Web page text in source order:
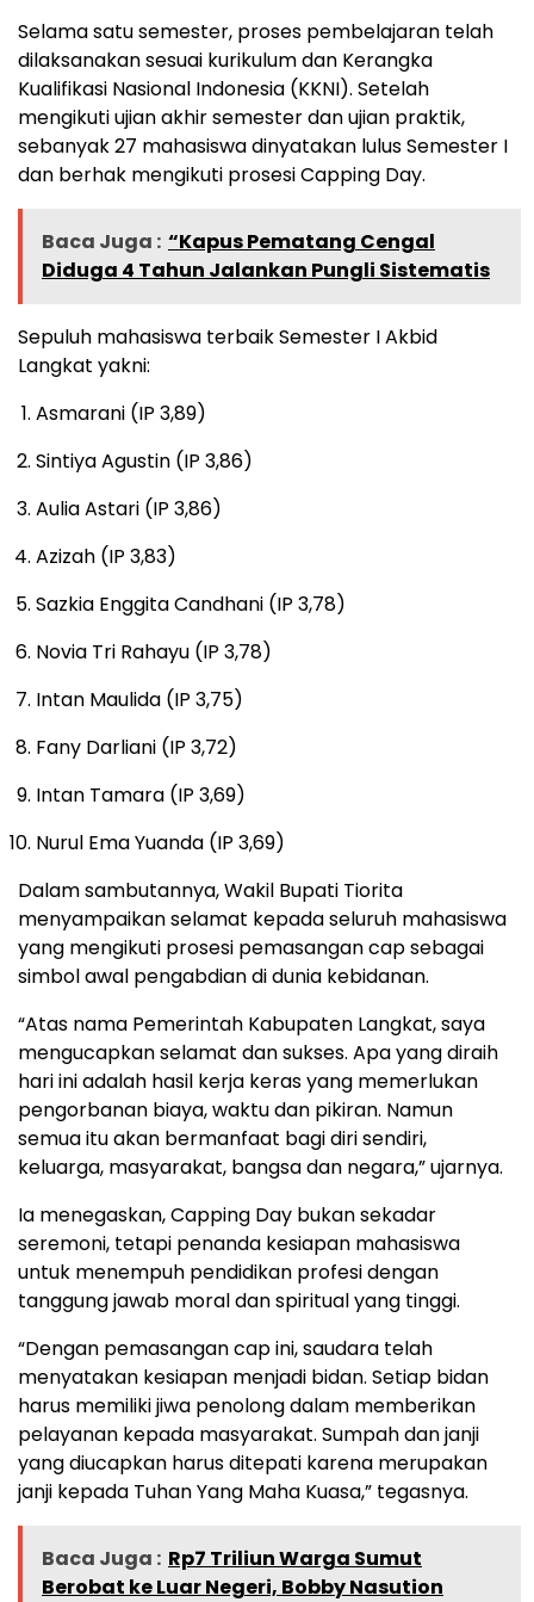
Selama satu semester, proses pembelajaran telah
dilaksanakan sesuai kurikulum dan Kerangka
Kualifikasi Nasional Indonesia (KKNI). Setelah
mengikuti ujian akhir semester dan ujian praktik,
sebanyak 27 mahasiswa dinyatakan lulus Semester I
dan berhak mengikuti prosesi Capping Day.
Baca Juga : “Kapus Pematang Cengal
Diduga 4 Tahun Jalankan Pungli Sistematis
Sepuluh mahasiswa terbaik Semester I Akbid
Langkat yakni:
Asmarani (IP 3,89)
Sintiya Agustin (IP 3,86)
Aulia Astari (IP 3,86)
Azizah (IP 3,83)
Sazkia Enggita Candhani (IP 3,78)
Novia Tri Rahayu (IP 3,78)
Intan Maulida (IP 3,75)
Fany Darliani (IP 3,72)
Intan Tamara (IP 3,69)
Nurul Ema Yuanda (IP 3,69)
Dalam sambutannya, Wakil Bupati Tiorita
menyampaikan selamat kepada seluruh mahasiswa
yang mengikuti prosesi pemasangan cap sebagai
simbol awal pengabdian di dunia kebidanan.
“Atas nama Pemerintah Kabupaten Langkat, saya
mengucapkan selamat dan sukses. Apa yang diraih
hari ini adalah hasil kerja keras yang memerlukan
pengorbanan biaya, waktu dan pikiran. Namun
semua itu akan bermanfaat bagi diri sendiri,
keluarga, masyarakat, bangsa dan negara,” ujarnya.
Ia menegaskan, Capping Day bukan sekadar
seremoni, tetapi penanda kesiapan mahasiswa
untuk menempuh pendidikan profesi dengan
tanggung jawab moral dan spiritual yang tinggi.
“Dengan pemasangan cap ini, saudara telah
menyatakan kesiapan menjadi bidan. Setiap bidan
harus memiliki jiwa penolong dalam memberikan
pelayanan kepada masyarakat. Sumpah dan janji
yang diucapkan harus ditepati karena merupakan
janji kepada Tuhan Yang Maha Kuasa,” tegasnya.
Baca Juga : Rp7 Triliun Warga Sumut
Berobat ke Luar Negeri, Bobby Nasution